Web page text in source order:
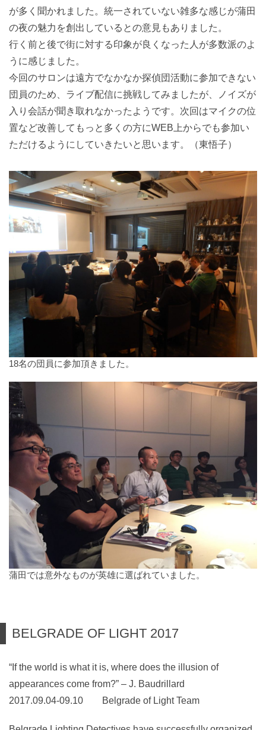
が多く聞かれました。統一されていない雑多な感じが蒲田
の夜の魅力を創出しているとの意見もありました。
行く前と後で街に対する印象が良くなった人が多数派のよ
うに感じました。
今回のサロンは遠方でなかなか探偵団活動に参加できない
団員のため、ライブ配信に挑戦してみましたが、ノイズが
入り会話が聞き取れなかったようです。次回はマイクの位
置など改善してもっと多くの方にWEB上からでも参加い
ただけるようにしていきたいと思います。（東悟子）
18名の団員に参加頂きました。
蒲田では意外なものが英雄に選ばれていました。
BELGRADE OF LIGHT 2017
“If the world is what it is, where does the illusion of
appearances come from?” – J. Baudrillard
2017.09.04-09.10 Belgrade of Light Team